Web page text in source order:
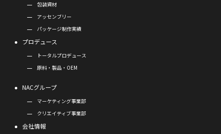
包装資材
アッセンブリー
パッケージ制作実績
プロデュース
トータルプロデュース
原料・製品・OEM
NACグループ
マーケティング事業部
クリエイティブ事業部
会社情報